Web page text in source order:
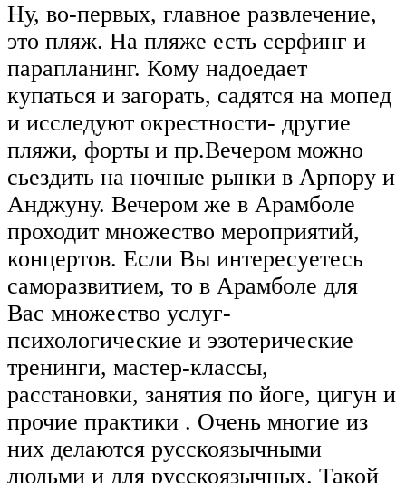
Ну, во-первых, главное развлечение,
это пляж. На пляже есть серфинг и
парапланинг. Кому надоедает
купаться и загорать, садятся на мопед
и исследуют окрестности- другие
пляжи, форты и пр.Вечером можно
сьездить на ночные рынки в Арпору и
Анджуну. Вечером же в Арамболе
проходит множество мероприятий,
концертов. Если Вы интересуетесь
саморазвитием, то в Арамболе для
Вас множество услуг-
психологические и эзотерические
тренинги, мастер-классы,
расстановки, занятия по йоге, цигун и
прочие практики . Очень многие из
них делаются русскоязычными
людьми и для русскоязычных. Такой